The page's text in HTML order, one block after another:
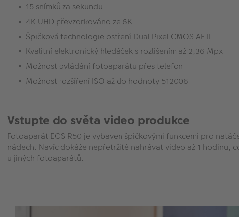
15 snímků za sekundu
4K UHD převzorkováno ze 6K
Špičková technologie ostření Dual Pixel CMOS AF II
Kvalitní elektronický hledáček s rozlišením až 2,36 Mpx
Možnost ovládání fotoaparátu přes telefon
Možnost rozšíření ISO až do hodnoty 512006
Vstupte do světa video produkce
Fotoaparát EOS R50 je vybaven špičkovými funkcemi pro
nádech. Navíc dokáže nepřetržitě nahrávat video až 1 hodinu,
u jiných fotoaparátů.